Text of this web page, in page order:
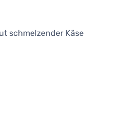
schmelzender Käse